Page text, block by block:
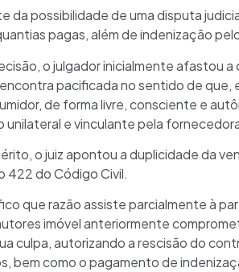
da possibilidade de uma disputa
pagas, além de indenização
o julgador inicialmente afastou
pacificada no sentido de que,
de forma livre, consciente e
unilateral e vinculante pela
o juiz apontou a duplicidade da
422 do Código Civil.
que razão assiste parcialmente à
imóvel anteriormente
culpa, autorizando a rescisão do
bem como o pagamento de